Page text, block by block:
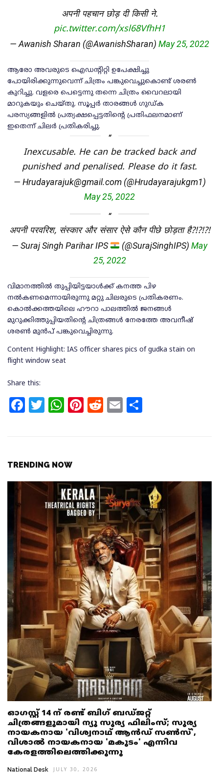
अपनी पहचान छोड़ दी किसी ने.
pic.twitter.com/xsl68VfhH1
— Awanish Sharan (@AwanishSharan) May 25, 2022
ആരോ അവരുടെ ഐഡന്റിറ്റി ഉപേക്ഷിച്ചു
പോയിരിക്കുന്നുവെന്ന് ചിത്രം പങ്കുവെച്ചുകൊണ്ട് ശരണ്‍
കുറിച്ചു. വളരെ പെട്ടെന്നു തന്നെ ചിത്രം വൈറലായി
മാറുകയും ചെയ്തു. സൂപ്പര്‍ താരങ്ങള്‍ ഗുഡ്ക
പരസ്യങ്ങളില്‍ പ്രത്യക്ഷപ്പെട്ടതിന്റെ പ്രതിഫലനമാണ്
ഇതെന്ന് ചിലര്‍ പ്രതികരിച്ചു.
Inexcusable. He can be tracked back and
punished and penalised. Please do it fast.
— Hrudayarajuk@gmail.com (@Hrudayarajukgm1)
May 25, 2022
अपनी परवरिश, संस्कार और संसार ऐसे कौन पीछे छोड़ता है?!?!?!
— Suraj Singh Parihar IPS (@SurajSinghIPS)May
25, 2022
വിമാനത്തില്‍ തുപ്പിയിട്ടയാള്‍ക്ക് കനത്ത പിഴ
നല്‍കണമെന്നായിരുന്നു മറ്റു ചിലരുടെ പ്രതികരണം.
കൊല്‍ക്കത്തയിലെ ഹൗറാ പാലത്തില്‍ ജനങ്ങള്‍
മുറുക്കിത്തുപ്പിയതിന്റെ ചിത്രങ്ങള്‍ നേരത്തേ അവനീഷ്
ശരണ്‍ മുന്‍പ് പങ്കുവെച്ചിരുന്നു.
Content Highlight: IAS officer shares pics of gudka stain on
flight window seat
Share this:
F
b
o
k
T
r
W
A
p
p
Pi R
E
TRENDING NOW
ഓഗസ്റ്റ് 14 ന് രണ്ട് ബിഗ് ബഡ്ജറ്റ്
ചിത്രങ്ങളുമായി ന്യൂ സൂര്യ ഫിലിംസ്; സൂര്യ
നായകനായ 'വിശ്വനാഥ് ആൻഡ് സൺസ്',
വിശാൽ നായകനായ 'മകുടം' എന്നിവ
കേരളത്തിലെത്തിക്കുന്നു
National Desk JULY 30, 2026